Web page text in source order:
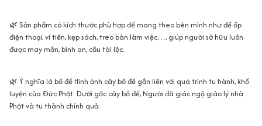
🌿 Sản phẩm có kích thước phù hợp để mang theo bên mình như để ốp
điện thoại, ví tiền, kẹp sách, treo bàn làm việc…, giúp người sở hữu luôn
được may mắn, bình an, cầu tài lộc.
🌿 Ý nghĩa lá bồ đề Hình ảnh cây bồ đề gắn liền với quá trình tu hành, khổ
luyện của Đức Phật. Dưới gốc cây bồ đề, Người đã giác ngộ giáo lý nhà
Phật và tu thành chính quả.